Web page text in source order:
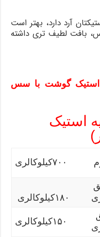
آرد دارد، بهتر است
بافت لطیف تری داشته
استیک گوشت با سس
استیک
۱۸۰کیلوکالری